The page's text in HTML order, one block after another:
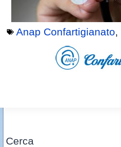
Anap Confartigianato,
Cerca